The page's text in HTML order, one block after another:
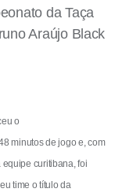
da Taça
Araújo Black
o
minutos de jogo e, com
equipe curitibana, foi
time o título da